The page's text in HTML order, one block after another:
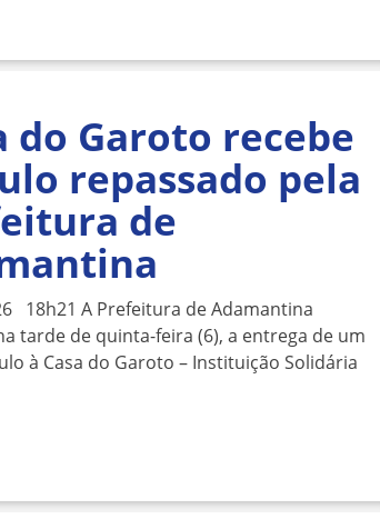
do Garoto recebe
repassado pela
de
18h21 A Prefeitura de Adamantina
tarde de quinta-feira (6), a entrega de um
à Casa do Garoto – Instituição Solidária